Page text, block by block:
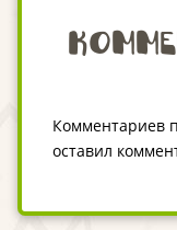
Комментариев
оставил